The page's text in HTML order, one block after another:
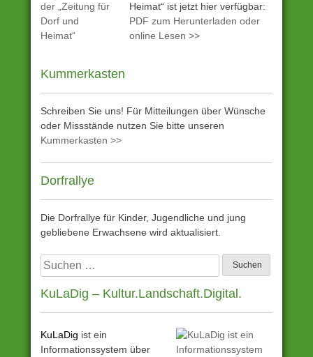
Heimat“ ist jetzt hier verfügbar:
PDF zum Herunterladen oder
online Lesen >>
Kummerkasten
Schreiben Sie uns! Für Mitteilungen über Wünsche
oder Missstände nutzen Sie bitte unseren
Kummerkasten >>
Dorfrallye
Die Dorfrallye für Kinder, Jugendliche und jung
gebliebene Erwachsene wird aktualisiert.
Suchen
nach:
KuLaDig – Kultur.Landschaft.Digital.
KuLaDig ist ein
Informationssystem über